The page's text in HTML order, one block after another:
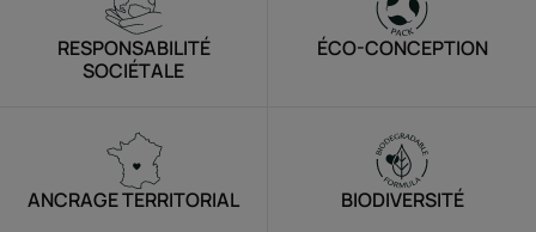
RESPONSABILITÉ
SOCIÉTALE
ÉCO-CONCEPTION
ANCRAGE TERRITORIAL BIODIVERSITÉ